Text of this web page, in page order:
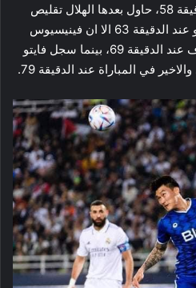
الدقيقة 54 وفالفيردي عند الدقيقة 58، حاول بعدها الهلال تقليص
الفارق عن طريق لوسيانو فايتو عند الدقيقة 63 الا ان فينيسيوس
عاد ورفع الفارق الى ثلاثة اهداف عند الدقيقة 69، بينما سجل فايتو
في المباراة عند الدقيقة 79.